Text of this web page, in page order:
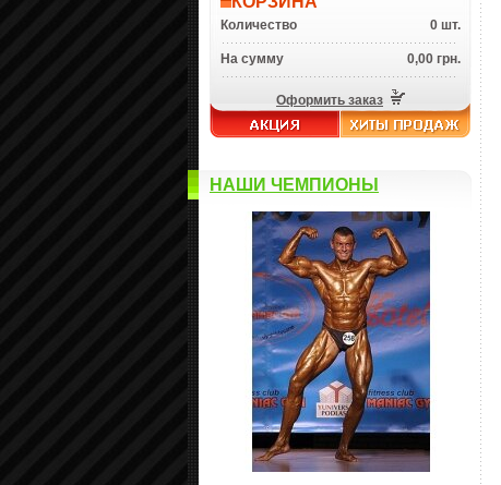
Количество 0 шт.
На сумму 0,00 грн.
Оформить заказ
НАШИ ЧЕМПИОНЫ